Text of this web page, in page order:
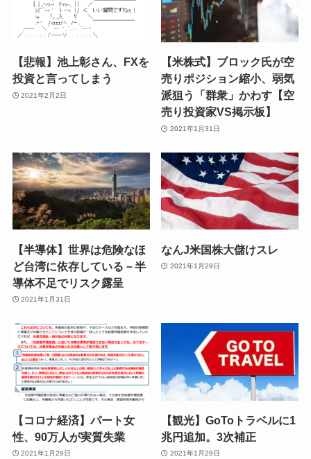
【悲報】池上彰さん、FXを
投資と言ってしまう
2021年2月2日
【米株式】ブロック氏が空
売りポジション縮小、弱気
派狙う「群衆」かわす【空
売り投資家VS掲示板】
2021年1月31日
【半導体】世界は危険なほ
ど台湾に依存している－半
導体不足でリスク露呈
2021年1月31日
なんJ米国株大儲けスレ
2021年1月29日
【コロナ経済】パート女
性、90万人が実質失業
2021年1月29日
【観光】GoToトラベルに1
兆円追加。3次補正
2021年1月29日